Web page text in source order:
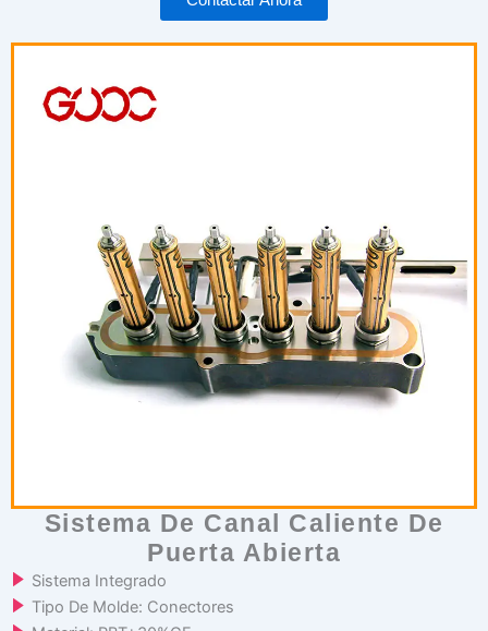
Sistema De Canal Caliente De
Puerta Abierta
Sistema Integrado
Tipo De Molde: Conectores